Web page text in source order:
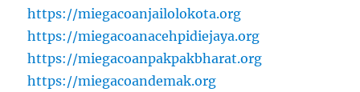
https://miegacoanjailolokota.org
https://miegacoanacehpidiejaya.org
https://miegacoanpakpakbharat.org
https://miegacoandemak.org